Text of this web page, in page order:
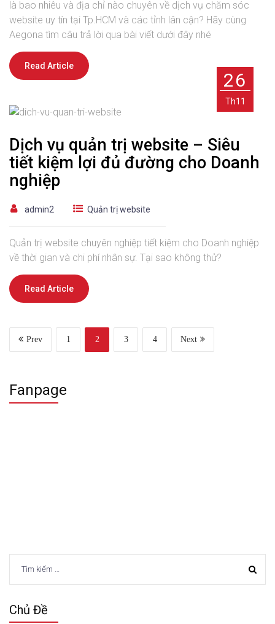
là bao nhiêu và địa chỉ nào chuyên về dịch vụ chăm sóc
website uy tín tại Tp.HCM và các tỉnh lân cận? Hãy cùng
Aegona tìm câu trả lời qua bài viết dưới đây nhé
Read Article
26
Th11
Dịch vụ quản trị website – Siêu
tiết kiệm lợi đủ đường cho Doanh
nghiệp
admin2 Quản trị website
Quản trị website chuyên nghiệp tiết kiệm cho Doanh nghiệp
về thời gian và chi phí nhân sự. Tại sao không thử?
Read Article
Prev 1 2 3 4 Next
Fanpage
kiếm
Chủ Đề